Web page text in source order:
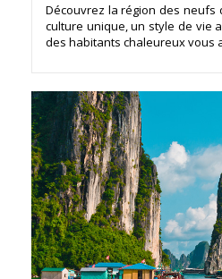
Découvrez la région des neufs
culture unique, un style de vie
des habitants chaleureux vous